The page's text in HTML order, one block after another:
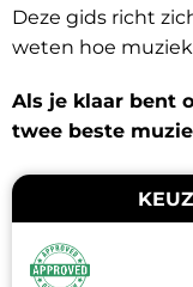
Deze gids richt
weten hoe
Als je klaar bent
twee beste